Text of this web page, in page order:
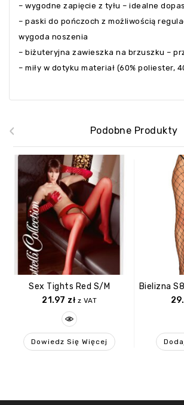
– wygodne zapięcie z tyłu – idealne
– paski do pończoch z możliwością
wygoda noszenia
– biżuteryjna zawieszka na brzuszku –
– miły w dotyku materiał (60% poliester,
Podobne Produkty
Sex Tights Red S/M
21.97 zł z VAT
Dowiedz Się Więcej
‹